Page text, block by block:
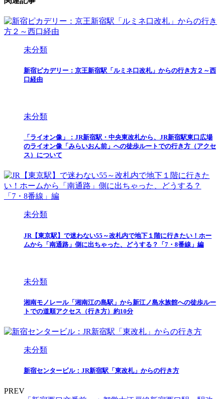
未分類
新宿ピカデリー：京王新宿駅「ルミネ口改札」からの行き方２～西
口経由
未分類
「ライオン像」：JR新宿駅・中央東改札から、JR新宿駅東口広場
のライオン像「みらいおん前」への徒歩ルートでの行き方（アクセ
ス）について
未分類
JR【東京駅】で迷わない55～改札内で地下１階に行きたい！ホー
ムから「南通路」側に出ちゃった、どうする？「7・8番線」編
未分類
湘南モノレール「湘南江の島駅」から新江ノ島水族館への徒歩ルー
トでの道順アクセス（行き方）約10分
未分類
新宿センタービル：JR新宿駅「東改札」からの行き方
PREV